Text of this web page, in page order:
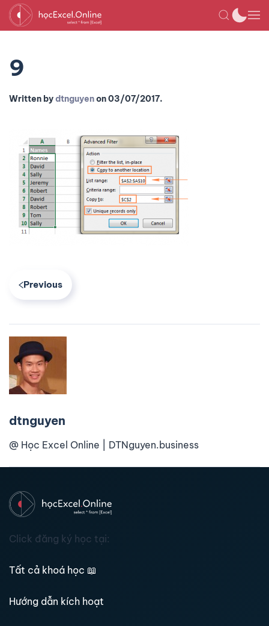
9
Written bydtnguyenon03/07/2017.
Previous
dtnguyen
@ Học Excel Online | DTNguyen.business
Click đăng ký học tại:
Tất cả khoá học 📖
Hướng dẫn kích hoạt